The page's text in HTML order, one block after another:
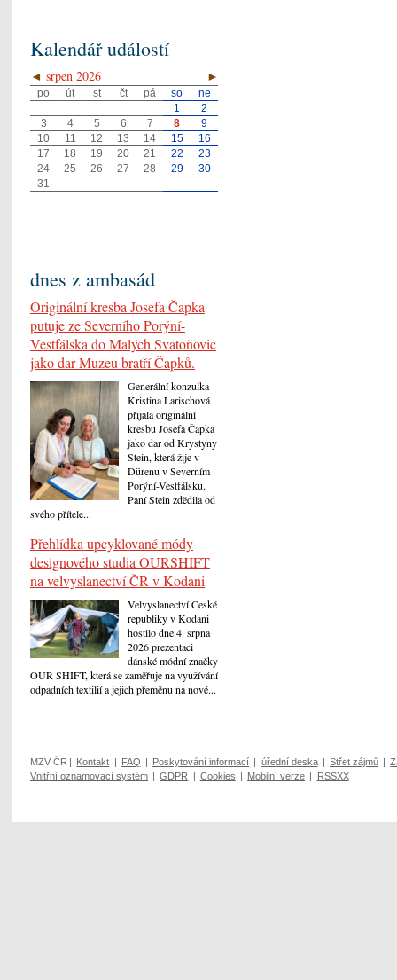
Kalendář událostí
◄ ►
srpen 2026
po út st čt pá so
ne
1
2
3
4 5 6 7 8
9
10
11 12 13 14 15
16
17
18 19 20 21 22
23
24
25 26 27 28 29
30
31
dnes z ambasád
Originální kresba Josefa Čapka
putuje ze Severního Porýní-
Vestfálska do Malých Svatoňovic
jako dar Muzeu bratří Čapků.
Generální konzulka
Kristina Larischová
přijala originální
kresbu Josefa Čapka
jako dar od Krystyny
Stein, která žije v
Dürenu v Severním
Porýní-Vestfálsku.
Paní Stein zdědila od
svého přítele...
Přehlídka upcyklované módy
designového studia OURSHIFT
na velvyslanectví ČR v Kodani
Velvyslanectví České
republiky v Kodani
hostilo dne 4. srpna
2026 prezentaci
dánské módní značky
OUR SHIFT, která se zaměřuje na využívání
odpadních textilií a jejich přeměnu na nové...
MZV ČR | Kontakt | FAQ | Poskytování informací | úřední deska | Střet zájmů |
Vnitřní oznamovací systém | GDPR | Cookies | Mobilní verze | RSSXX